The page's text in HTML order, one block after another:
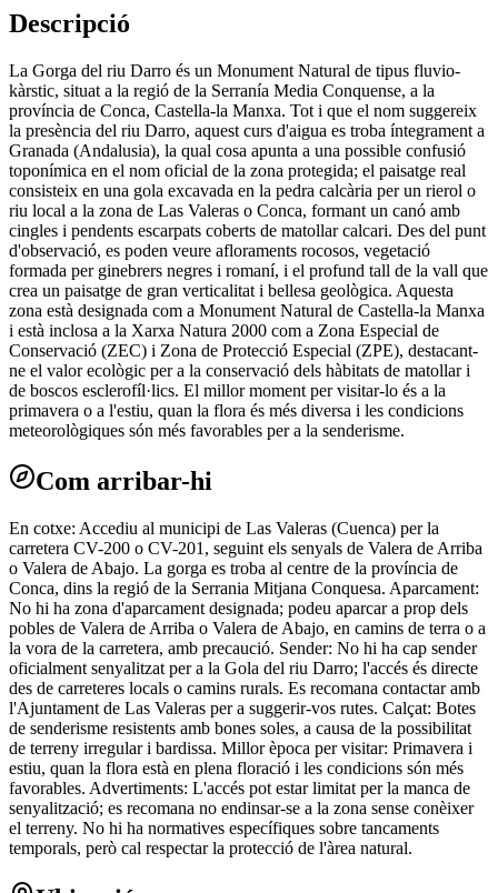
Descripció
La Gorga del riu Darro és un Monument Natural de tipus fluvio-
kàrstic, situat a la regió de la Serranía Media Conquense, a la
província de Conca, Castella-la Manxa. Tot i que el nom suggereix
la presència del riu Darro, aquest curs d'aigua es troba íntegrament a
Granada (Andalusia), la qual cosa apunta a una possible confusió
toponímica en el nom oficial de la zona protegida; el paisatge real
consisteix en una gola excavada en la pedra calcària per un rierol o
riu local a la zona de Las Valeras o Conca, formant un canó amb
cingles i pendents escarpats coberts de matollar calcari. Des del punt
d'observació, es poden veure afloraments rocosos, vegetació
formada per ginebrers negres i romaní, i el profund tall de la vall que
crea un paisatge de gran verticalitat i bellesa geològica. Aquesta
zona està designada com a Monument Natural de Castella-la Manxa
i està inclosa a la Xarxa Natura 2000 com a Zona Especial de
Conservació (ZEC) i Zona de Protecció Especial (ZPE), destacant-
ne el valor ecològic per a la conservació dels hàbitats de matollar i
de boscos esclerofíl·lics. El millor moment per visitar-lo és a la
primavera o a l'estiu, quan la flora és més diversa i les condicions
meteorològiques són més favorables per a la senderisme.
Com arribar-hi
En cotxe: Accediu al municipi de Las Valeras (Cuenca) per la
carretera CV-200 o CV-201, seguint els senyals de Valera de Arriba
o Valera de Abajo. La gorga es troba al centre de la província de
Conca, dins la regió de la Serrania Mitjana Conquesa. Aparcament:
No hi ha zona d'aparcament designada; podeu aparcar a prop dels
pobles de Valera de Arriba o Valera de Abajo, en camins de terra o a
la vora de la carretera, amb precaució. Sender: No hi ha cap sender
oficialment senyalitzat per a la Gola del riu Darro; l'accés és directe
des de carreteres locals o camins rurals. Es recomana contactar amb
l'Ajuntament de Las Valeras per a suggerir-vos rutes. Calçat: Botes
de senderisme resistents amb bones soles, a causa de la possibilitat
de terreny irregular i bardissa. Millor època per visitar: Primavera i
estiu, quan la flora està en plena floració i les condicions són més
favorables. Advertiments: L'accés pot estar limitat per la manca de
senyalització; es recomana no endinsar-se a la zona sense conèixer
el terreny. No hi ha normatives específiques sobre tancaments
temporals, però cal respectar la protecció de l'àrea natural.